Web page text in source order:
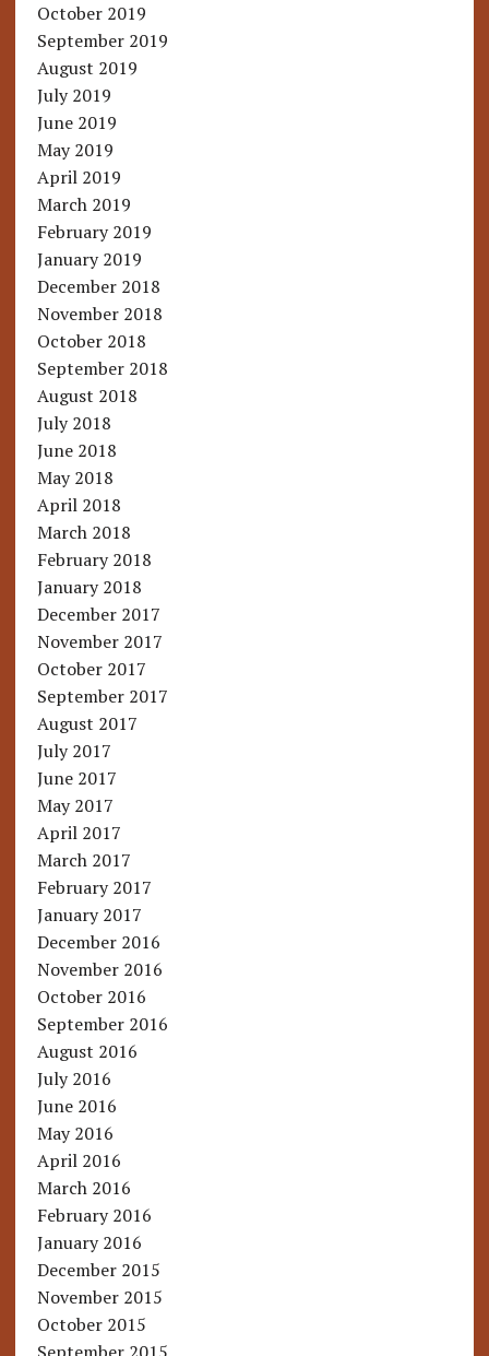
October 2019
September 2019
August 2019
July 2019
June 2019
May 2019
April 2019
March 2019
February 2019
January 2019
December 2018
November 2018
October 2018
September 2018
August 2018
July 2018
June 2018
May 2018
April 2018
March 2018
February 2018
January 2018
December 2017
November 2017
October 2017
September 2017
August 2017
July 2017
June 2017
May 2017
April 2017
March 2017
February 2017
January 2017
December 2016
November 2016
October 2016
September 2016
August 2016
July 2016
June 2016
May 2016
April 2016
March 2016
February 2016
January 2016
December 2015
November 2015
October 2015